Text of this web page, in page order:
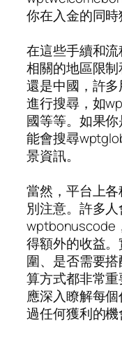
你在入金的同時
在這些手續和
相關的地區限
還是中國，許
進行搜尋，如
國等等。如果
能會搜尋
景資訊。
當然，平台上
別注意。許多人
wptbonuscode
得額外的收益
圍、是否需要
算方式都非常
應深入瞭解每
過任何獲利的機